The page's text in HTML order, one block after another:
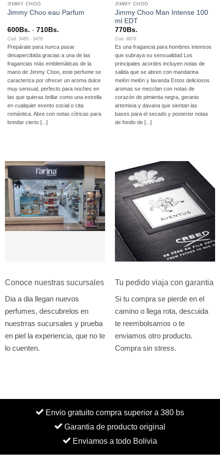
JIMMY CHOO
Jimmy Choo eau Parfum
600Bs. - 710Bs.
desde
600Bs.
hasta
710Bs.
Cod. 5485 - 5478
Prepárate para nunca pasar
desapercibida gracias a una de las
fragancias más emblemáticas de la
mano de Jimmy Choo, este perfume se
caracteriza por ofrecer un aroma dulce
muy sensual, perfecto para noches en
las que quieras brillar como una estrella
en cualquier evento social o cita
romántica. Abre con notas cítricas para
brindar cierto [...]
JIMMY CHOO
Jimmy Choo Man Intense 100
ml EDT
770Bs.
Cod. 8870
Es una fragancia para hombres intensos
que subraya su sensualidad Los
principales acordes incluyen notas de
salida que se abren con mandarina
melón melón y lavanda Estos deliciosos
aromas se mezclan con notas de
corazón de pimienta negra, geranio
artemisia y davana que sientan las
bases para el secado y posterior notas
de fondo de [...]
Conoce nuestras sucursales
Dia a dia llegan nuevos
perfumes, descubrelos en
nuestrras sucursales y prueba
en piel la experiencia, que no te
lo cuenten.
Tu pedido viaja con garantia
Si tu compra se pierde en el
camino o llega rota, descuida
te reembolsamos o te
enviamos otro producto.
Compra sin stress.
Envio gratuito compra superior a 380 bs
Garantia de producto original
Enviamos a todo Bolivia